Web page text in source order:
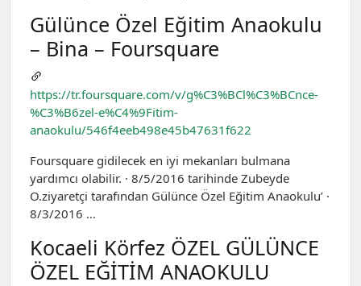
Gülünce Özel Eğitim Anaokulu
– Bina – Foursquare
https://tr.foursquare.com/v/g%C3%BCl%C3%BCnce-
%C3%B6zel-e%C4%9Fitim-
anaokulu/546f4eeb498e45b47631f622
Foursquare gidilecek en iyi mekanları bulmana
yardımcı olabilir. · 8/5/2016 tarihinde Zubeyde
O.ziyaretçi tarafından Gülünce Özel Eğitim Anaokulu’ ·
8/3/2016 …
Kocaeli Körfez ÖZEL GÜLÜNCE
ÖZEL EĞİTİM ANAOKULU